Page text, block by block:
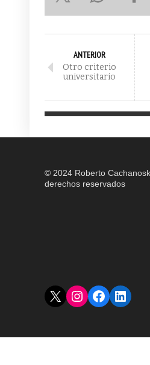
ANTERIOR
Otro criterio
universitario
© 2024 Roberto
derechos reservados
X Instagram
Facebook